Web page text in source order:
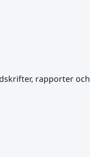
rapporter och